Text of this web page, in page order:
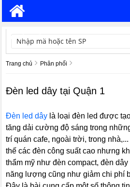
TÌM KIẾM
Trang chủ Phân phối
Đèn led dây tại Quận 1
Đèn led dây là loại đèn led được
tăng dải cường độ sáng trong
trí quán cafe, ngoài trời, trong
thế các đèn công suất cao nhưng
thẩm mỹ như đèn compact, đèn
năng lượng cũng như giảm chi phí